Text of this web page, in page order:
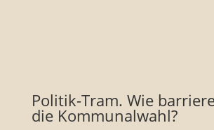
Politik-Tram. Wie
die Kommu­nal­wahl?